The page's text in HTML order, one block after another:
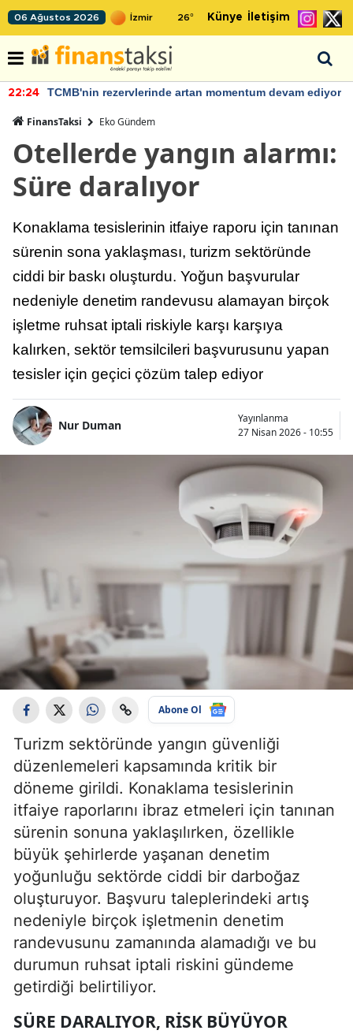
06 Ağustos 2026 26° Künye İletişim
22:24 TCMB'nin rezervlerinde artan momentum devam ediyor
FinansTaksi Eko Gündem
Otellerde yangın alarmı:
Süre daralıyor
Konaklama tesislerinin itfaiye raporu için tanınan
sürenin sona yaklaşması, turizm sektöründe
ciddi bir baskı oluşturdu. Yoğun başvurular
nedeniyle denetim randevusu alamayan birçok
işletme ruhsat iptali riskiyle karşı karşıya
kalırken, sektör temsilcileri başvurusunu yapan
tesisler için geçici çözüm talep ediyor
Nur Duman
Yayınlanma
27 Nisan 2026 - 10:55
Abone Ol
Turizm sektöründe yangın güvenliği
düzenlemeleri kapsamında kritik bir
döneme girildi. Konaklama tesislerinin
itfaiye raporlarını ibraz etmeleri için tanınan
sürenin sonuna yaklaşılırken, özellikle
büyük şehirlerde yaşanan denetim
yoğunluğu sektörde ciddi bir darboğaz
oluşturuyor. Başvuru taleplerindeki artış
nedeniyle birçok işletmenin denetim
randevusunu zamanında alamadığı ve bu
durumun ruhsat iptali riskini gündeme
getirdiği belirtiliyor.
SÜRE DARALIYOR, RISK BÜYÜYOR